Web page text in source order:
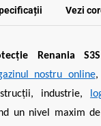
Vezi
Renania
nostru online,
industrie,
un nivel maxim